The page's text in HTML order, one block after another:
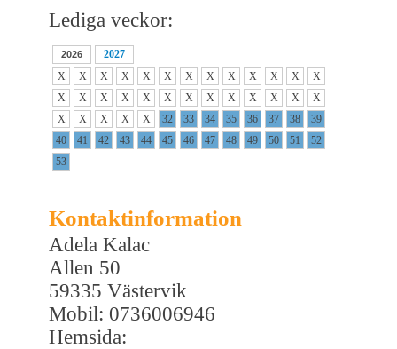
Lediga veckor:
2026
2027
X
X X X X X X X X X X X
X
X
X X X X X X X X X X X
X
X
X X X X 32 33 34 35 36 37 38
39
40
41 42 43 44 45 46 47 48 49 50 51
52
53
Kontaktinformation
Adela Kalac
Allen 50
59335 Västervik
Mobil: 0736006946
Hemsida: